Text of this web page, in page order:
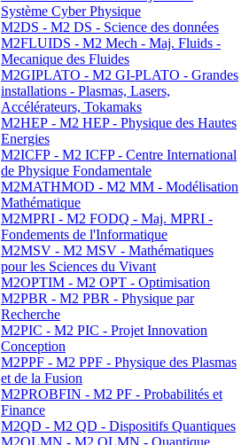
Système Cyber Physique
M2DS - M2 DS - Science des données
M2FLUIDS - M2 Mech - Maj. Fluids -
Mecanique des Fluides
M2GIPLATO - M2 GI-PLATO - Grandes
installations - Plasmas, Lasers,
Accélérateurs, Tokamaks
M2HEP - M2 HEP - Physique des Hautes
Energies
M2ICFP - M2 ICFP - Centre International
de Physique Fondamentale
M2MATHMOD - M2 MM - Modélisation
Mathématique
M2MPRI - M2 FODQ - Maj. MPRI -
Fondements de l'Informatique
M2MSV - M2 MSV - Mathématiques
pour les Sciences du Vivant
M2OPTIM - M2 OPT - Optimisation
M2PBR - M2 PBR - Physique par
Recherche
M2PIC - M2 PIC - Projet Innovation
Conception
M2PPF - M2 PPF - Physique des Plasmas
et de la Fusion
M2PROBFIN - M2 PF - Probabilités et
Finance
M2QD - M2 QD - Dispositifs Quantiques
M2QLMN - M2 QLMN - Quantique,